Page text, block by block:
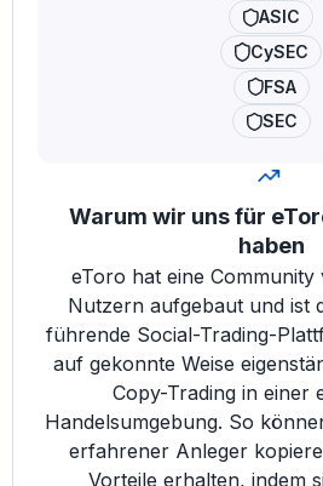
ASIC
CySEC
FSA
SEC
Warum wir uns für
haben
eToro hat eine
Nutzern aufgebaut und ist
führende Social-Trading-
auf gekonnte Weise
Copy-Trading in einer
Handelsumgebung. So
erfahrener Anleger
Vorteile erhalten, indem